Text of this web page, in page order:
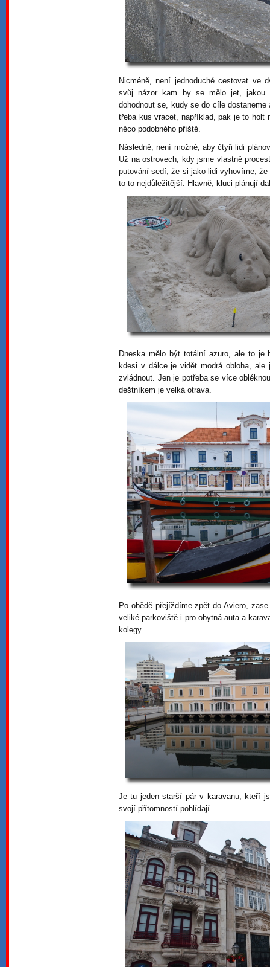
Nicméně, není jednoduché cestovat ve
svůj názor kam by se mělo jet,
dohodnout se, kudy se do cíle
třeba kus vracet, například, pak je to holt
něco podobného příště.
Následně, není možné, aby čtyři lidi
Už na ostrovech, kdy jsme vlastně
putování sedí, že si jako lidi vyhovíme,
to to nejdůležitější. Hlavně, kluci plánují
Dneska mělo být totální azuro, ale to je
kdesi v dálce je vidět modrá obloha,
zvládnout. Jen je potřeba se více
deštníkem je velká otrava.
Po obědě přejíždíme zpět do Aviero,
veliké parkoviště i pro obytná auta a
kolegy.
Je tu jeden starší pár v karavanu, kteří
svojí přítomností pohlídají.